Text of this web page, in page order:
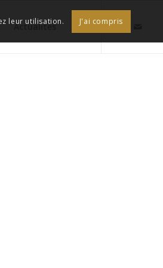
Actualités
leur utilisation. J'ai compris